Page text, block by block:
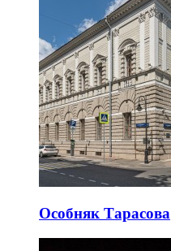
Особняк Тарасова